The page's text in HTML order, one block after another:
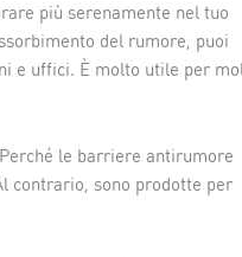
più serenamente nel tuo
del rumore, puoi
e uffici. È molto utile per
le barriere antirumore
contrario, sono prodotte per